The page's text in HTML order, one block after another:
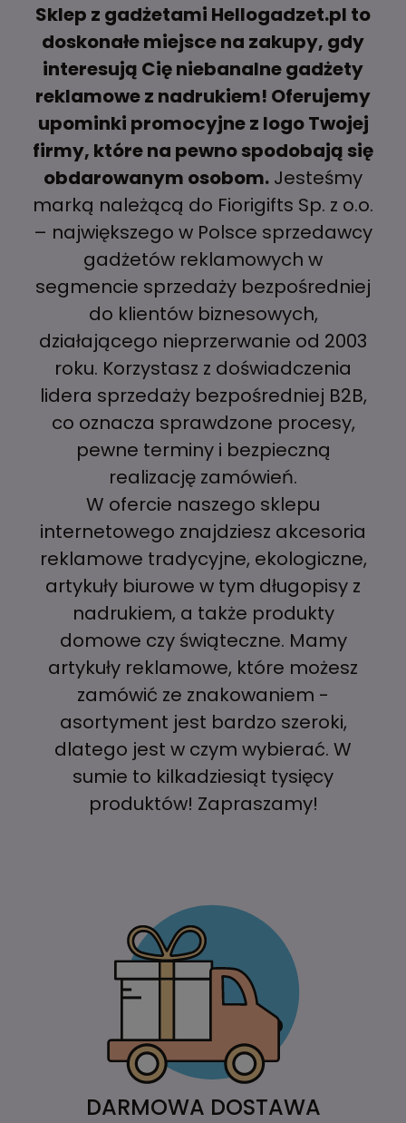
Sklep z gadżetami Hellogadzet.pl to
doskonałe miejsce na zakupy, gdy
interesują Cię niebanalne gadżety
reklamowe z nadrukiem! Oferujemy
upominki promocyjne z logo Twojej
firmy, które na pewno spodobają się
obdarowanym osobom. Jesteśmy
marką należącą do Fiorigifts Sp. z o.o.
– największego w Polsce sprzedawcy
gadżetów reklamowych w
segmencie sprzedaży bezpośredniej
do klientów biznesowych,
działającego nieprzerwanie od 2003
roku. Korzystasz z doświadczenia
lidera sprzedaży bezpośredniej B2B,
co oznacza sprawdzone procesy,
pewne terminy i bezpieczną
realizację zamówień.
W ofercie naszego sklepu
internetowego znajdziesz akcesoria
reklamowe tradycyjne, ekologiczne,
artykuły biurowe w tym długopisy z
nadrukiem, a także produkty
domowe czy świąteczne. Mamy
artykuły reklamowe, które możesz
zamówić ze znakowaniem -
asortyment jest bardzo szeroki,
dlatego jest w czym wybierać. W
sumie to kilkadziesiąt tysięcy
produktów! Zapraszamy!
DARMOWA DOSTAWA